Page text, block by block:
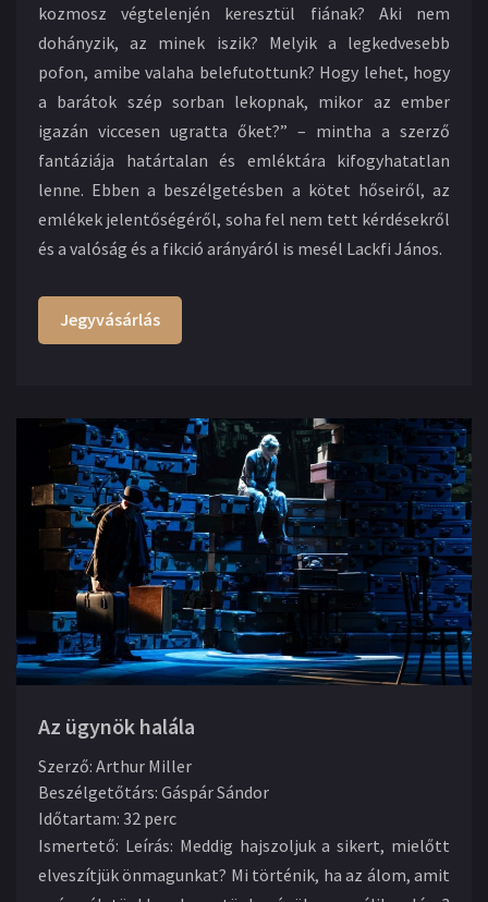
kozmosz végtelenjén keresztül fiának? Aki nem
dohányzik, az minek iszik? Melyik a legkedvesebb
pofon, amibe valaha belefutottunk? Hogy lehet, hogy
a barátok szép sorban lekopnak, mikor az ember
igazán viccesen ugratta őket?” – mintha a szerző
fantáziája határtalan és emléktára kifogyhatatlan
lenne. Ebben a beszélgetésben a kötet hőseiről, az
emlékek jelentőségéről, soha fel nem tett kérdésekről
és a valóság és a fikció arányáról is mesél Lackfi János.
Jegyvásárlás
Az ügynök halála
Szerző: Arthur Miller
Beszélgetőtárs: Gáspár Sándor
Időtartam: 32 perc
Ismertető: Leírás: Meddig hajszoljuk a sikert, mielőtt
elveszítjük önmagunkat? Mi történik, ha az álom, amit